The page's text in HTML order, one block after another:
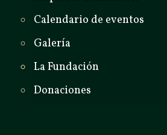
Calendario de eventos
Galería
La Fundación
Donaciones